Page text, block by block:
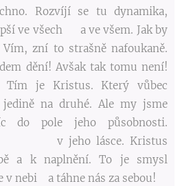
Rozvíjí se tu dynamika,
ve všech a ve všem. Jak by
zní to strašně nafoukaně.
dění! Avšak tak tomu není!
Tím je Kristus. Který vůbec
na druhé. Ale my jsme
do pole jeho působnosti.
v jeho lásce. Kristus
a k naplnění. To je smysl
v nebi a táhne nás za sebou!